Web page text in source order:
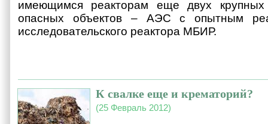
имеющимся реакторам еще двух крупных
опасных объектов – АЭС с опытным
исследовательского реактора МБИР.
К свалке еще и крематорий?
(25 Февраль 2012)